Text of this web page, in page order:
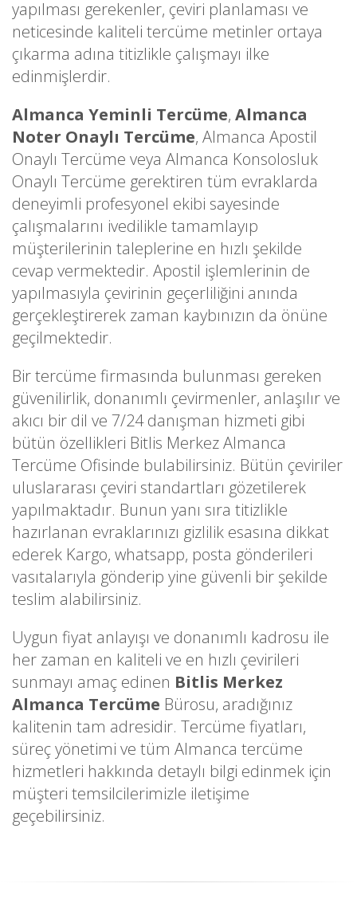
yapılması gerekenler, çeviri planlaması ve
neticesinde kaliteli tercüme metinler ortaya
çıkarma adına titizlikle çalışmayı ilke
edinmişlerdir.
Almanca Yeminli Tercüme, Almanca
Noter Onaylı Tercüme, Almanca Apostil
Onaylı Tercüme veya Almanca Konsolosluk
Onaylı Tercüme gerektiren tüm evraklarda
deneyimli profesyonel ekibi sayesinde
çalışmalarını ivedilikle tamamlayıp
müşterilerinin taleplerine en hızlı şekilde
cevap vermektedir. Apostil işlemlerinin de
yapılmasıyla çevirinin geçerliliğini anında
gerçekleştirerek zaman kaybınızın da önüne
geçilmektedir.
Bir tercüme firmasında bulunması gereken
güvenilirlik, donanımlı çevirmenler, anlaşılır ve
akıcı bir dil ve 7/24 danışman hizmeti gibi
bütün özellikleri Bitlis Merkez Almanca
Tercüme Ofisinde bulabilirsiniz. Bütün çeviriler
uluslararası çeviri standartları gözetilerek
yapılmaktadır. Bunun yanı sıra titizlikle
hazırlanan evraklarınızı gizlilik esasına dikkat
ederek Kargo, whatsapp, posta gönderileri
vasıtalarıyla gönderip yine güvenli bir şekilde
teslim alabilirsiniz.
Uygun fiyat anlayışı ve donanımlı kadrosu ile
her zaman en kaliteli ve en hızlı çevirileri
sunmayı amaç edinen Bitlis Merkez
Almanca Tercüme Bürosu, aradığınız
kalitenin tam adresidir. Tercüme fiyatları,
süreç yönetimi ve tüm Almanca tercüme
hizmetleri hakkında detaylı bilgi edinmek için
müşteri temsilcilerimizle iletişime
geçebilirsiniz.